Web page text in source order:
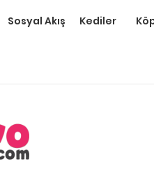
Sosyal Akış Kediler